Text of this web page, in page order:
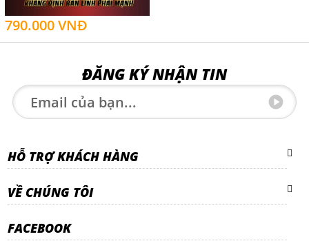
790.000 VNĐ
ĐĂNG KÝ NHẬN TIN
HỖ TRỢ KHÁCH HÀNG
VỀ CHÚNG TÔI
FACEBOOK